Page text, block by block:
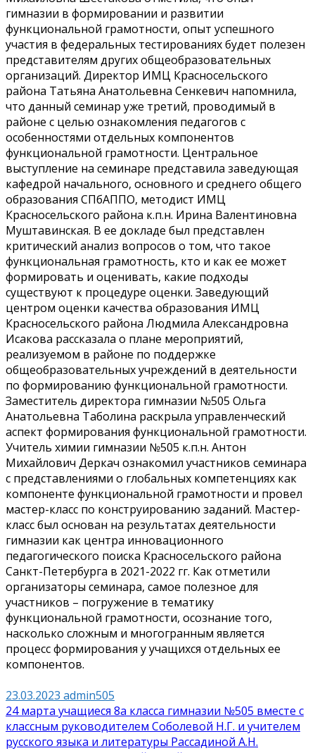
гимназии в формировании и развитии
функциональной грамотности, опыт успешного
участия в федеральных тестированиях будет полезен
представителям других общеобразовательных
организаций. Директор ИМЦ Красносельского
района Татьяна Анатольевна Сенкевич напомнила,
что данный семинар уже третий, проводимый в
районе с целью ознакомления педагогов с
особенностями отдельных компонентов
функциональной грамотности. Центральное
выступление на семинаре представила заведующая
кафедрой начального, основного и среднего общего
образования СПбАППО, методист ИМЦ
Красносельского района к.п.н. Ирина Валентиновна
Муштавинская. В ее докладе был представлен
критический анализ вопросов о том, что такое
функциональная грамотность, кто и как ее может
формировать и оценивать, какие подходы
существуют к процедуре оценки. Заведующий
центром оценки качества образования ИМЦ
Красносельского района Людмила Александровна
Исакова рассказала о плане мероприятий,
реализуемом в районе по поддержке
общеобразовательных учреждений в деятельности
по формированию функциональной грамотности.
Заместитель директора гимназии №505 Ольга
Анатольевна Таболина раскрыла управленческий
аспект формирования функциональной грамотности.
Учитель химии гимназии №505 к.п.н. Антон
Михайлович Деркач ознакомил участников семинара
с представлениями о глобальных компетенциях как
компоненте функциональной грамотности и провел
мастер-класс по конструированию заданий. Мастер-
класс был основан на результатах деятельности
гимназии как центра инновационного
педагогического поиска Красносельского района
Санкт-Петербурга в 2021-2022 гг. Как отметили
организаторы семинара, самое полезное для
участников – погружение в тематику
функциональной грамотности, осознание того,
насколько сложным и многогранным является
процесс формирования у учащихся отдельных ее
компонентов.
23.03.2023 admin505
Навигация
по
24 марта учащиеся 8а класса гимназии №505 вместе с
классным руководителем Соболевой Н.Г. и учителем
русского языка и литературы Рассадиной А.Н.